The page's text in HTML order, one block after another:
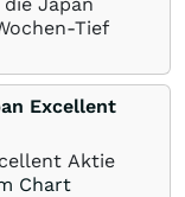
Tief
Excellent
Aktie
Chart